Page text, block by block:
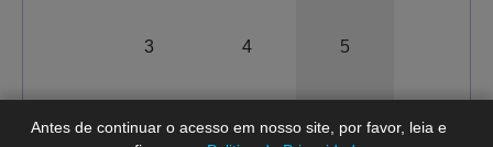
Antes de continuar o acesso em nosso site, por favor, leia e
3 4 5